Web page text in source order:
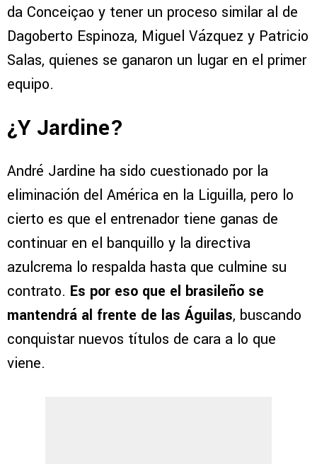
da Conceiçao y tener un proceso similar al de
Dagoberto Espinoza, Miguel Vázquez y Patricio
Salas, quienes se ganaron un lugar en el primer
equipo.
¿Y Jardine?
André Jardine ha sido cuestionado por la
eliminación del América en la Liguilla, pero lo
cierto es que el entrenador tiene ganas de
continuar en el banquillo y la directiva
azulcrema lo respalda hasta que culmine su
contrato. Es por eso que el brasileño se
mantendrá al frente de las Águilas, buscando
conquistar nuevos títulos de cara a lo que
viene.